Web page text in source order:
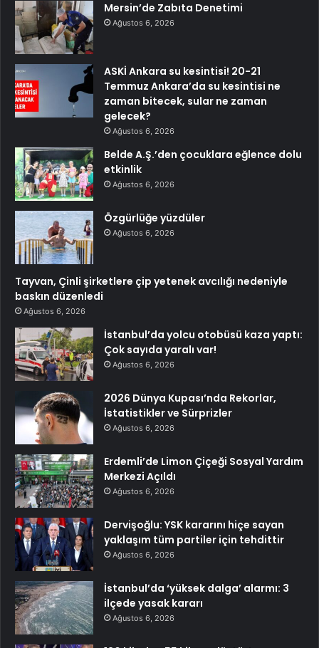
Mersin’de Zabıta Denetimi
Ağustos 6, 2026
ASKİ Ankara su kesintisi! 20-21
Temmuz Ankara’da su kesintisi ne
zaman bitecek, sular ne zaman
gelecek?
Ağustos 6, 2026
Belde A.Ş.’den çocuklara eğlence dolu
etkinlik
Ağustos 6, 2026
Özgürlüğe yüzdüler
Ağustos 6, 2026
Tayvan, Çinli şirketlere çip yetenek avcılığı nedeniyle
baskın düzenledi
Ağustos 6, 2026
İstanbul’da yolcu otobüsü kaza yaptı:
Çok sayıda yaralı var!
Ağustos 6, 2026
2026 Dünya Kupası’nda Rekorlar,
İstatistikler ve Sürprizler
Ağustos 6, 2026
Erdemli’de Limon Çiçeği Sosyal Yardım
Merkezi Açıldı
Ağustos 6, 2026
Dervişoğlu: YSK kararını hiçe sayan
yaklaşım tüm partiler için tehdittir
Ağustos 6, 2026
İstanbul’da ‘yüksek dalga’ alarmı: 3
ilçede yasak kararı
Ağustos 6, 2026